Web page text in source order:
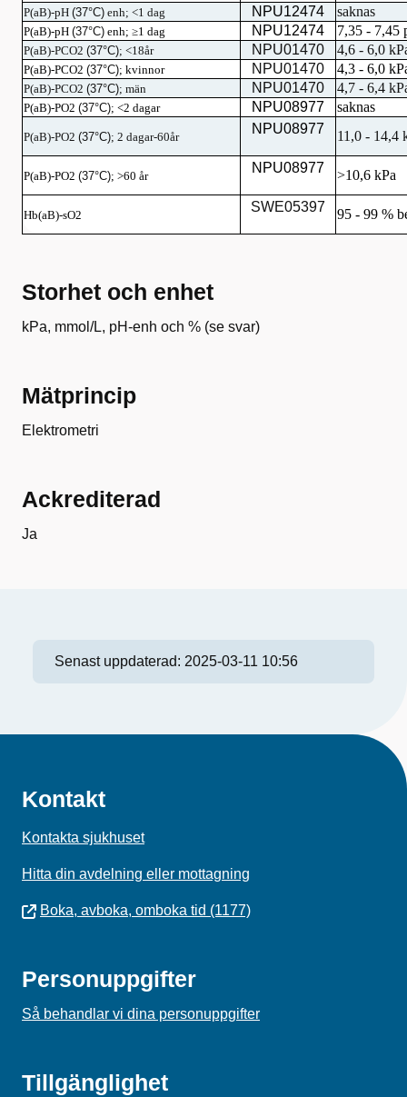
P(aB)-pH (37°C)enh; <1 dag NPU12474 saknas
P(aB)-pH (37°C)enh; ≥1 dag NPU12474 7,35 - 7,45
P(aB)-PCO2 (37°C); <18år NPU01470 4,6 - 6,0
P(aB)-PCO2 (37°C); kvinnor NPU01470 4,3 - 6,0
P(aB)-PCO2 (37°C); män NPU01470 4,7 - 6,4
P(aB)-PO2 (37°C); <2 dagar NPU08977 saknas
P(aB)-PO2 (37°C); 2 dagar-60år
NPU08977 11,0 - 14,4
P(aB)-PO2 (37°C); >60 år
NPU08977 >10,6 kPa
Hb(aB)-sO2
SWE05397 95 - 99 %
Storhet och enhet
kPa, mmol/L, pH-enh och % (se svar)
Mätprincip
Elektrometri
Ackrediterad
Ja
Senast uppdaterad: 2025-03-11 10:56
Kontakt
Kontakta sjukhuset
Hitta din avdelning eller mottagning
Boka, avboka, omboka tid (1177)
Personuppgifter
Så behandlar vi dina personuppgifter
Tillgänglighet